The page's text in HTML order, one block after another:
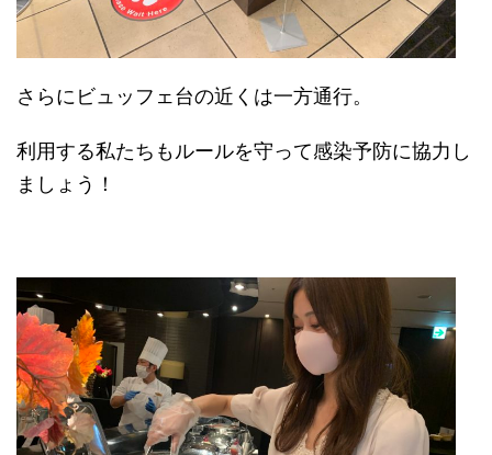
さらにビュッフェ台の近くは一方通行。
利用する私たちもルールを守って感染予防に協力し
ましょう！